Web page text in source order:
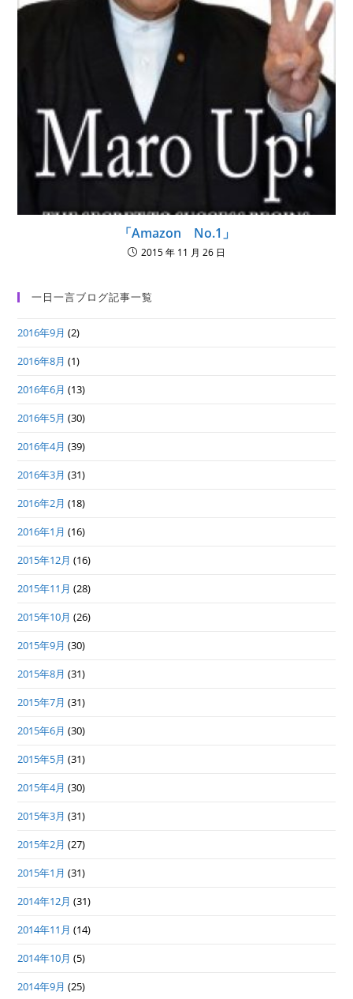
「Amazon No.1」
2015 年 11 月 26 日
一日一言ブログ記事一覧
2016年9月 (2)
2016年8月 (1)
2016年6月 (13)
2016年5月 (30)
2016年4月 (39)
2016年3月 (31)
2016年2月 (18)
2016年1月 (16)
2015年12月 (16)
2015年11月 (28)
2015年10月 (26)
2015年9月 (30)
2015年8月 (31)
2015年7月 (31)
2015年6月 (30)
2015年5月 (31)
2015年4月 (30)
2015年3月 (31)
2015年2月 (27)
2015年1月 (31)
2014年12月 (31)
2014年11月 (14)
2014年10月 (5)
2014年9月 (25)